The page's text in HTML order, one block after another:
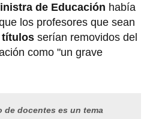
de Educación había
los profesores que sean
serían removidos del
como "un grave
de docentes es un tema